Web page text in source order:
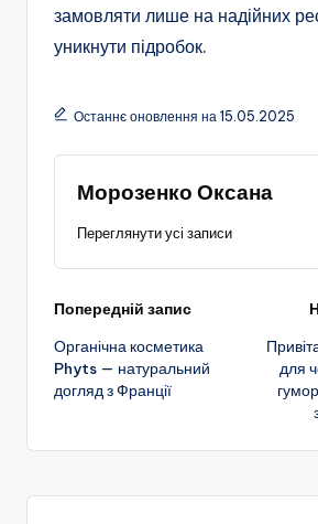
замовляти лише на надійних
уникнути підробок.
Останнє оновлення на 15.05.2025
Морозенко Оксана
Переглянути усі записи
Навігація
по
запису
Попередній запис
Органічна косметика
Phyts — натуральний
догляд з Франції
для